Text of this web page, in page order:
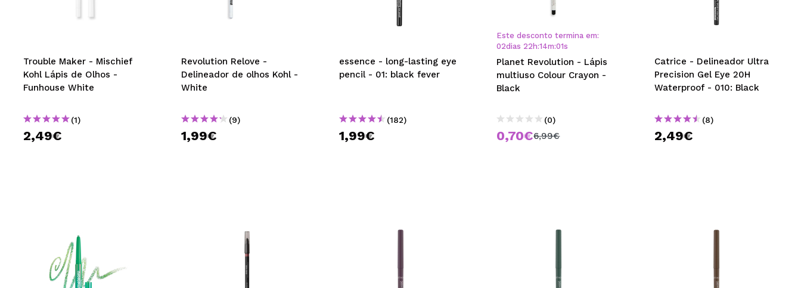
MAQUIFARMA
TRAVEL SIZE
NATURE
DESCONTOS
OUTLET
CRIAR CONTA
Trouble Maker - Mischief
Kohl Lápis de Olhos -
Funhouse White
(1)
2,49€
Revolution Relove -
Delineador de olhos Kohl -
White
(9)
1,99€
essence - long-lasting eye
pencil - 01: black fever
(182)
1,99€
Este desconto termina em:
02dias 22 h:13m:59s
Planet Revolution - Lápis
multiuso Colour Crayon -
Black
(0)
0,70€6,99€
Catrice - Delineador Ultra
Precision Gel Eye 20H
Waterproof - 010: Black
(8)
2,49€